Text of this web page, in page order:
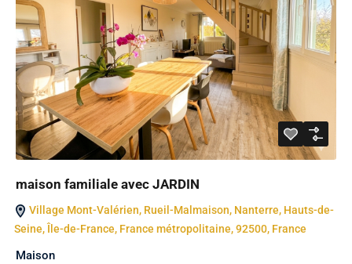
maison familiale avec JARDIN
Village Mont-Valérien, Rueil-Malmaison, Nanterre, Hauts-de-
Seine, Île-de-France, France métropolitaine, 92500, France
Maison